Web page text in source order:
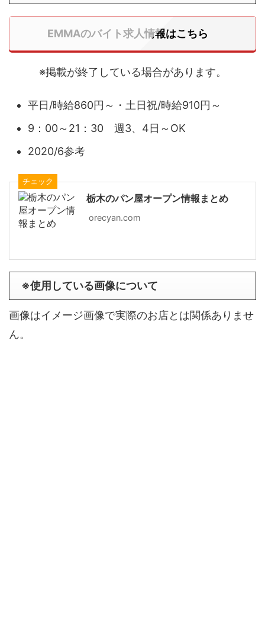
EMMAのバイト求人情報はこちら
※掲載が終了している場合があります。
平日/時給860円～・土日祝/時給910円～
9：00～21：30 週3、4日～OK
2020/6参考
チェック
栃木のパン屋オープン情報まとめ
orecyan.com
※使用している画像について
画像はイメージ画像で実際のお店とは関係ありませ
ん。